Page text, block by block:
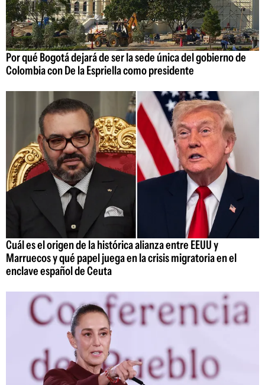
Por qué Bogotá dejará de ser la sede única del gobierno de
Colombia con De la Espriella como presidente
Cuál es el origen de la histórica alianza entre EEUU y
Marruecos y qué papel juega en la crisis migratoria en el
enclave español de Ceuta